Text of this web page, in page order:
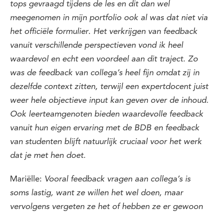
tops gevraagd tijdens de les en dit dan wel
meegenomen in mijn portfolio ook al was dat niet via
het officiële formulier. Het verkrijgen van feedback
vanuit verschillende perspectieven vond ik heel
waardevol en echt een voordeel aan dit traject. Zo
was de feedback van collega’s heel fijn omdat zij in
dezelfde context zitten, terwijl een expertdocent juist
weer hele objectieve input kan geven over de inhoud.
Ook leerteamgenoten bieden waardevolle feedback
vanuit hun eigen ervaring met de BDB en feedback
van studenten blijft natuurlijk cruciaal voor het werk
dat je met hen doet.
Mariëlle: Vooral feedback vragen aan collega’s is
soms lastig, want ze willen het wel doen, maar
vervolgens vergeten ze het of hebben ze er gewoon